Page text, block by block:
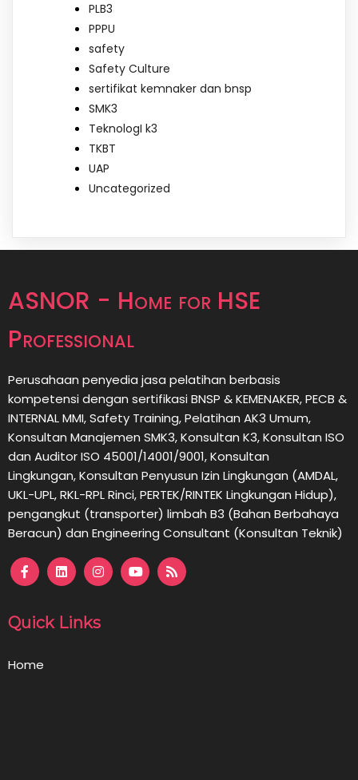
PLB3
PPPU
safety
Safety Culture
sertifikat kemnaker dan bnsp
SMK3
TeknologI k3
TKBT
UAP
Uncategorized
ASNOR - Home for HSE
Professional
Perusahaan penyedia jasa pelatihan berbasis
kompetensi dengan sertifikasi BNSP & KEMENAKER, PECB &
INTERNAL MMI, Safety Training, Pelatihan AK3 Umum,
Konsultan Manajemen SMK3, Konsultan K3, Konsultan ISO
dan Auditor ISO 45001/14001/9001,Konsultan
Lingkungan,Konsultan Penyusun Izin Lingkungan (AMDAL,
UKL-UPL, RKL-RPL Rinci, PERTEK/RINTEK Lingkungan Hidup),
pengangkut (transporter) limbah B3 (Bahan Berbahaya
Beracun) dan Engineering Consultant (Konsultan Teknik)
Quick Links
Home